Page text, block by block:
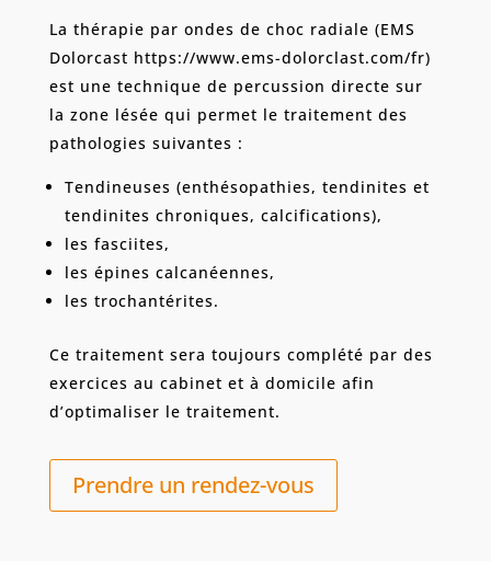
La thérapie par ondes de choc radiale (EMS
Dolorcast https://www.ems-dolorclast.com/fr)
est une technique de percussion directe sur
la zone lésée qui permet le traitement des
pathologies suivantes :
Tendineuses (enthésopathies, tendinites et
tendinites chroniques, calcifications),
les fasciites,
les épines calcanéennes,
les trochantérites.
Ce traitement sera toujours complété par des
exercices au cabinet et à domicile afin
d’optimaliser le traitement.
Prendre un rendez-vous